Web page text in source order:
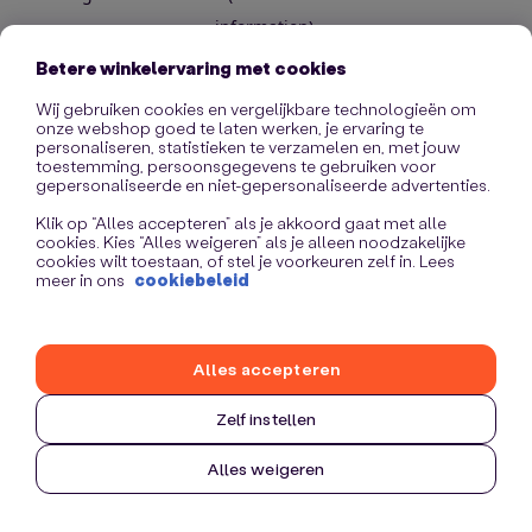
information).
Betere winkelervaring met cookies
Wij gebruiken cookies en vergelijkbare technologieën om
onze webshop goed te laten werken, je ervaring te
personaliseren, statistieken te verzamelen en, met jouw
toestemming, persoonsgegevens te gebruiken voor
gepersonaliseerde en niet-gepersonaliseerde advertenties.
Klik op “Alles accepteren” als je akkoord gaat met alle
cookies. Kies “Alles weigeren” als je alleen noodzakelijke
cookies wilt toestaan, of stel je voorkeuren zelf in. Lees
meer in ons cookiebeleid
Zelf instellen
Alles weigeren
Alles accepteren